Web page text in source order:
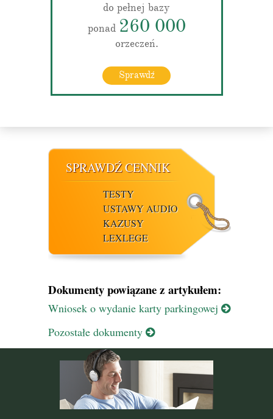
do pełnej bazy
ponad 260 000
orzeczeń.
Sprawdź
SPRAWDŹ CENNIK
TESTY
USTAWY AUDIO
KAZUSY
LEXLEGE
Dokumenty powiązane z artykułem:
Wniosek o wydanie karty parkingowej
Pozostałe dokumenty